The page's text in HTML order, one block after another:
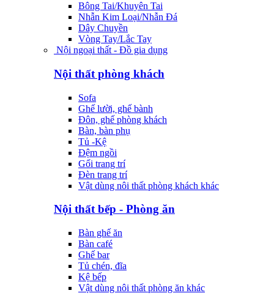
Bông Tai/Khuyên Tai
Nhẫn Kim Loại/Nhẫn Đá
Dây Chuyền
Vòng Tay/Lắc Tay
Nội ngoại thất - Đồ gia dụng
Nội thất phòng khách
Sofa
Ghế lười, ghế bành
Đôn, ghế phòng khách
Bàn, bàn phụ
Tủ -Kệ
Đệm ngồi
Gối trang trí
Đèn trang trí
Vật dùng nôi thất phòng khách khác
Nội thất bếp - Phòng ăn
Bàn ghế ăn
Bàn café
Ghế bar
Tủ chén, đĩa
Kệ bếp
Vật dùng nôi thất phòng ăn khác